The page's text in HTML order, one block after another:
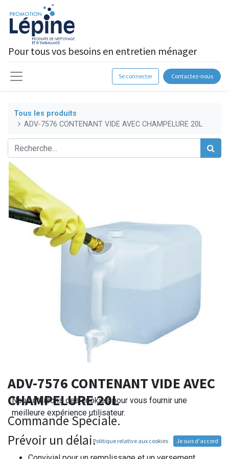
Pour tous vos besoins en entretien ménager
Se connecter Contactez-nous
Tous les produits
ADV-7576 CONTENANT VIDE AVEC CHAMPELURE 20L
ADV-7576 CONTENANT VIDE AVEC
CHAMPELURE 20L
Commande Spéciale.
Prévoir un délai.
Nous utilisons des cookies pour vous fournir une
meilleure expérience utilisateur.
Politique relative aux cookies Je suis d'accord